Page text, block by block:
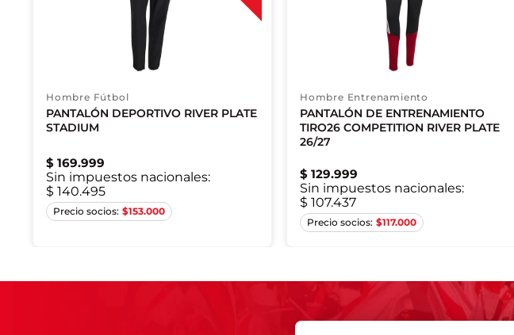
Hombre Fútbol
PANTALÓN DEPORTIVO RIVER PLATE
STADIUM
$ 169.999
Sin impuestos nacionales:
$ 140.495
$153.000
XS S M
Hombre Entrenamiento
PANTALÓN DE ENTRENAMIENTO
TIRO26 COMPETITION RIVER PLATE
26/27
$ 129.999
Sin impuestos nacionales:
$ 107.437
$117.000